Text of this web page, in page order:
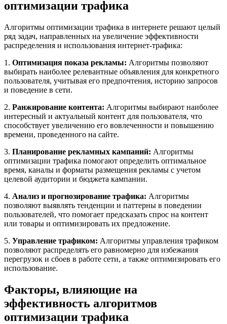
оптимизации трафика
Алгоритмы оптимизации трафика в интернете решают целый
ряд задач, направленных на увеличение эффективности
распределения и использования интернет-трафика:
1. Оптимизация показа рекламы: Алгоритмы позволяют
выбирать наиболее релевантные объявления для конкретного
пользователя, учитывая его предпочтения, историю запросов
и поведение в сети.
2. Ранжирование контента: Алгоритмы выбирают наиболее
интересный и актуальный контент для пользователя, что
способствует увеличению его вовлеченности и повышению
времени, проведенного на сайте.
3. Планирование рекламных кампаний: Алгоритмы
оптимизации трафика помогают определить оптимальное
время, каналы и форматы размещения рекламы с учетом
целевой аудитории и бюджета кампании.
4. Анализ и прогнозирование трафика: Алгоритмы
позволяют выявлять тенденции и паттерны в поведении
пользователей, что помогает предсказать спрос на контент
или товары и оптимизировать их предложение.
5. Управление трафиком: Алгоритмы управления трафиком
позволяют распределять его равномерно для избежания
перегрузок и сбоев в работе сети, а также оптимизировать его
использование.
Факторы, влияющие на
эффективность алгоритмов
оптимизации трафика